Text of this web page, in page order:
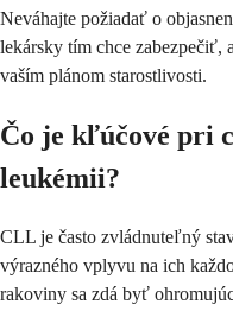
Neváhajte požiadať o
lekársky tím chce zabezpečiť,
vaším plánom starostlivosti.
Čo je kľúčové pri
leukémii?
CLL je často zvládnuteľný
výrazného vplyvu na ich
rakoviny sa zdá byť